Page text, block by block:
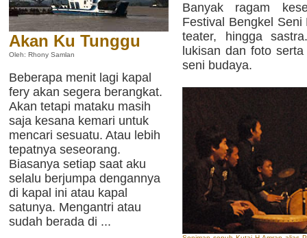
Akan Ku Tunggu
Oleh: Rhony Samlan
Beberapa menit lagi kapal
fery akan segera berangkat.
Akan tetapi mataku masih
saja kesana kemari untuk
mencari sesuatu. Atau lebih
tepatnya seseorang.
Biasanya setiap saat aku
selalu berjumpa dengannya
di kapal ini atau kapal
satunya. Mengantri atau
sudah berada di ...
Banyak ragam
Festival Bengkel
teater, hingga
lukisan dan foto
seni budaya.